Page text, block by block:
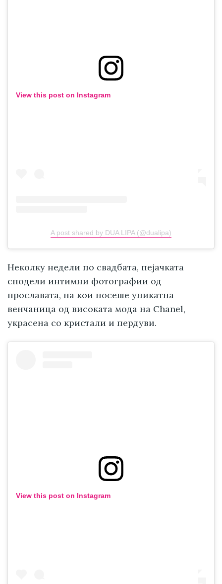
View this post on Instagram
A post shared by DUA LIPA (@dualipa)
Неколку недели по свадбата, пејачката
сподели интимни фотографии од
прославата, на кои носеше уникатна
венчаница од високата мода на Chanel,
украсена со кристали и пердуви.
View this post on Instagram